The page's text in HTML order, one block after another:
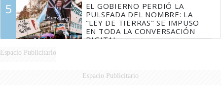
5
EL GOBIERNO PERDIÓ LA
PULSEADA DEL NOMBRE: LA
"LEY DE TIERRAS" SE IMPUSO
EN TODA LA CONVERSACIÓN
DIGITAL
Espacio Publicitario
Espacio Publicitario